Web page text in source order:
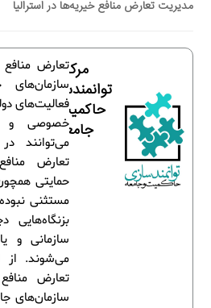
مدیریت تعارض منافع خیریه‌ها در استرالیا
تعارض منافع
سازمان‌های
فعالیت‌های
خصوصی و
می‌توانند
تعارض
حمایتی
مستثنی
بزنگاه‌هایی
سازمانی و
می‌شوند. از
تعارض
سازمان‌های
مرکز
توانمندسازی
حاکمیت و
جامعه